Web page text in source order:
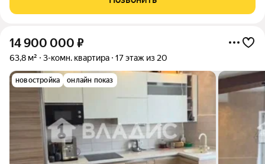
РЕМОНТОМ в стиле "Дорогая Классика":
14 900 000 ₽
63,8 м² 3-комн. квартира 17 этаж из 20
новостройка онлайн показ